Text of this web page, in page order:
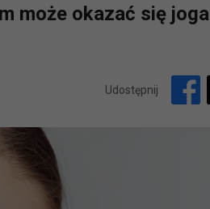
może okazać się joga
Udostępnij